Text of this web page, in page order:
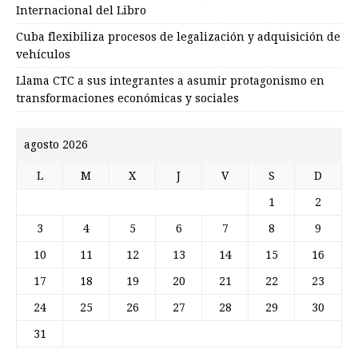
Internacional del Libro
Cuba flexibiliza procesos de legalización y adquisición de
vehículos
Llama CTC a sus integrantes a asumir protagonismo en
transformaciones económicas y sociales
agosto 2026
L M X J V S D
1 2
3 4 5 6 7 8 9
10 11 12 13 14 15 16
17 18 19 20 21 22 23
24 25 26 27 28 29 30
31